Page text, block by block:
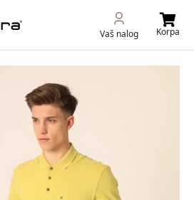
Vaš nalog Korpa